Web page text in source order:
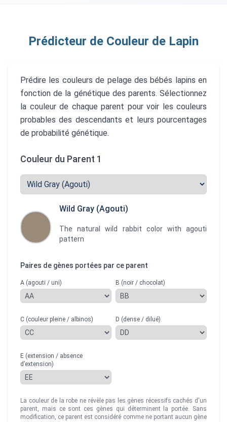
Prédicteur de Couleur de Lapin
Prédire les couleurs de pelage des bébés lapins en
fonction de la génétique des parents. Sélectionnez
la couleur de chaque parent pour voir les couleurs
probables des descendants et leurs pourcentages
de probabilité génétique.
Couleur du Parent 1
Wild Gray (Agouti)
The natural wild rabbit color with agouti
pattern
Paires de gènes portées par ce parent
A (agouti / uni) B (noir / chocolat)
C (couleur pleine / albinos) D (dense / dilué)
E (extension / absence
d’extension)
La couleur de la robe ne révèle pas les gènes récessifs cachés d'un
parent, mais ce sont ces gènes qui déterminent la portée. Sans
modification, ce parent est considéré comme ne portant aucun gène